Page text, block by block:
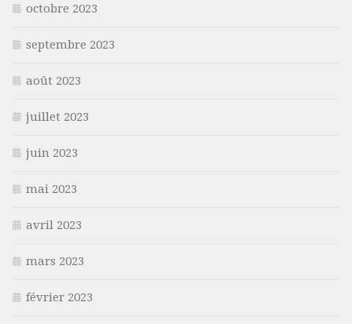
octobre 2023
septembre 2023
août 2023
juillet 2023
juin 2023
mai 2023
avril 2023
mars 2023
février 2023